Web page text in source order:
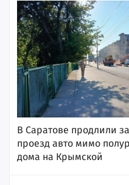
В Саратове продлили
проезд авто мимо
дома на Крымской